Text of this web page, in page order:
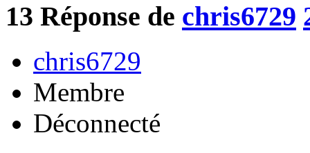
13 Réponse de chris6729
chris6729
Membre
Déconnecté